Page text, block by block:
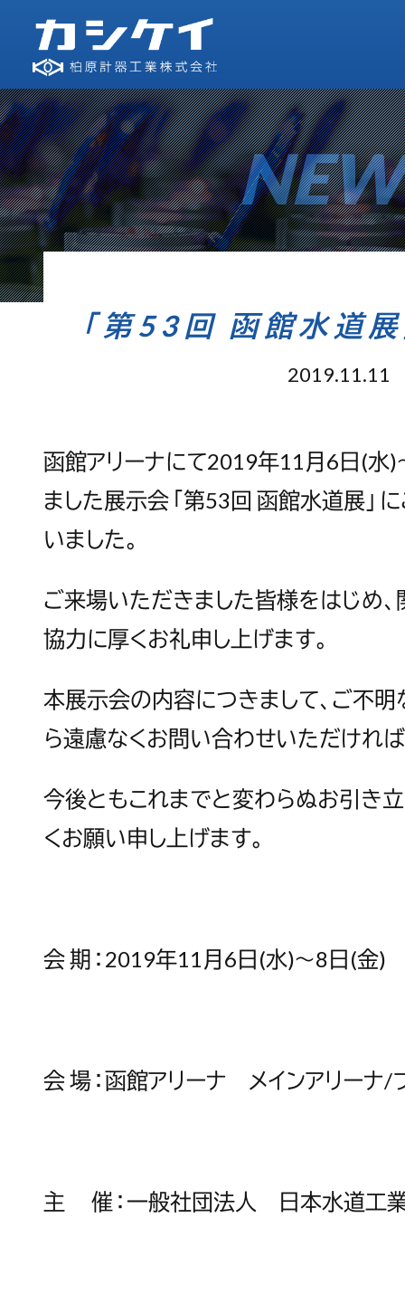
「第53回 函館水道
2019.11.11
函館アリーナにて2019年11月6日(水
ました展示会「第53回 函館水道展」
いました。
ご来場いただきました皆様をはじめ
協力に厚くお礼申し上げます。
本展示会の内容につきまして、ご不
ら遠慮なくお問い合わせいただけれ
今後ともこれまでと変わらぬお引き
くお願い申し上げます。
会 期：2019年11月6日(水)～8日(金)
会 場：函館アリーナ メインアリーナ
主 催：一般社団法人 日本水道工